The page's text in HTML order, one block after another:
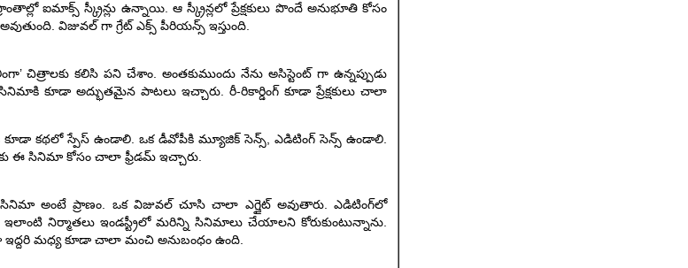
ఐమాక్స్ స్క్రీన్లు ఉన్నాయి. ఆ స్క్రీన్లలో ప్రేక్షకులు పొందే అనుభూతి కోసం
విజువల్ గా గ్రేట్ ఎక్స్ పీరియన్స్ ఇస్తుంది.
కలిసి పని చేశాం. అంతకుముందు నేను అసిస్టెంట్ గా ఉన్నప్పుడు
అద్భుతమైన పాటలు ఇచ్చారు. రీ-రికార్డింగ్ కూడా ప్రేక్షకులు చాలా
కథలో స్పేస్ ఉండాలి. ఒక డీవోపీకి మ్యూజిక్ సెన్స్, ఎడిటింగ్ సెన్స్ ఉండాలి.
ఈ సినిమా కోసం చాలా ఫ్రీడమ్ ఇచ్చారు.
అంటే ప్రాణం. ఒక విజువల్ చూసి చాలా ఎగ్జైట్ అవుతారు. ఎడిటింగ్‌లో
నిర్మాతలు ఇండస్ట్రీలో మరిన్ని సినిమాలు చేయాలని కోరుకుంటున్నాను.
మధ్య కూడా చాలా మంచి అనుబంధం ఉంది.